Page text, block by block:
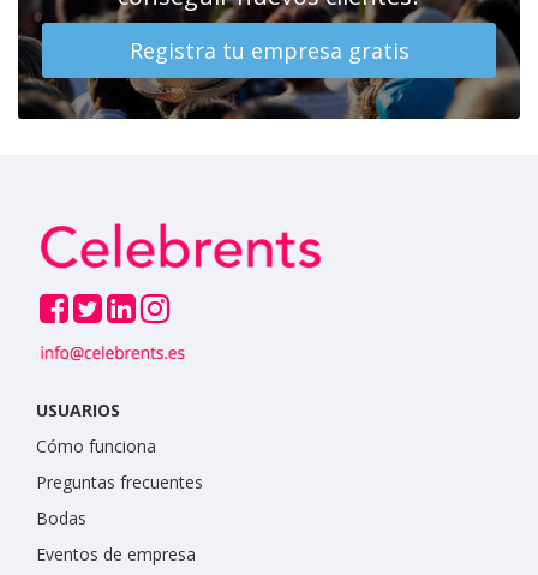
Registra tu empresa gratis
USUARIOS
Cómo funciona
Preguntas frecuentes
Bodas
Eventos de empresa